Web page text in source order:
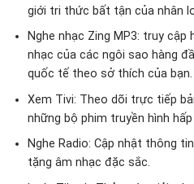
giới tri thức bất tận của nhân
Nghe nhạc Zing MP3: truy
nhạc của các ngôi sao hàng
quốc tế theo sở thích của bạn.
Xem Tivi: Theo dõi trực tiếp
những bộ phim truyền hình hấp
Nghe Radio: Cập nhật thông
tặng âm nhạc đặc sắc.